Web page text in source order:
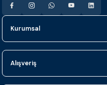
Kurumsal
Alışveriş